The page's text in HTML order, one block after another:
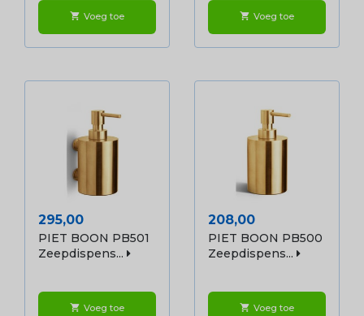
shopping_cart Voeg toe shopping_cart Voeg toe
Prijs
295,00
PIET BOON PB501
Zeepdispens...
shopping_cart Voeg toe
Prijs
208,00
PIET BOON PB500
Zeepdispens...
shopping_cart Voeg toe